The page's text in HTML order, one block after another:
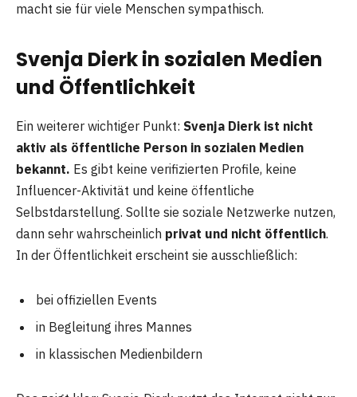
macht sie für viele Menschen sympathisch.
Svenja Dierk in sozialen Medien
und Öffentlichkeit
Ein weiterer wichtiger Punkt: Svenja Dierk ist nicht
aktiv als öffentliche Person in sozialen Medien
bekannt. Es gibt keine verifizierten Profile, keine
Influencer-Aktivität und keine öffentliche
Selbstdarstellung. Sollte sie soziale Netzwerke nutzen,
dann sehr wahrscheinlich privat und nicht öffentlich.
In der Öffentlichkeit erscheint sie ausschließlich:
bei offiziellen Events
in Begleitung ihres Mannes
in klassischen Medienbildern